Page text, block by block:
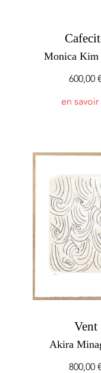
Monica Kim
600,00€
en savoir
Vent
Akira
800,00€